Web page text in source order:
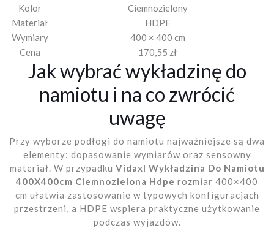
Kolor
Ciemnozielony
Materiał
HDPE
Wymiary
400 × 400 cm
Cena
170,55 zł
Jak wybrać wykładzinę do
namiotu i na co zwrócić
uwagę
Przy wyborze podłogi do namiotu najważniejsze są dwa
elementy: dopasowanie wymiarów oraz sensowny
materiał. W przypadku Vidaxl Wykładzina Do Namiotu
400X400cm Ciemnozielona Hdpe rozmiar 400×400
cm ułatwia zastosowanie w typowych konfiguracjach
przestrzeni, a HDPE wspiera praktyczne użytkowanie
podczas wyjazdów.